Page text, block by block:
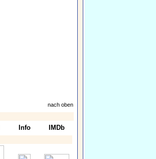
nach oben
Info
IMDb